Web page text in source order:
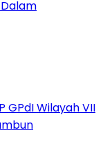
GPdI Wilayah VII